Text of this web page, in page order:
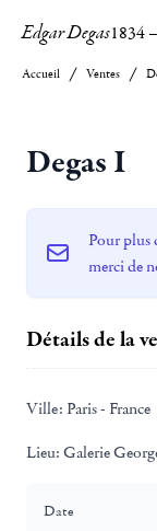
Edgar Degas1834–
Accueil Ventes
Degas I
Pour plus
merci de
Détails de la
Ville: Paris - France
Lieu: Galerie
Date